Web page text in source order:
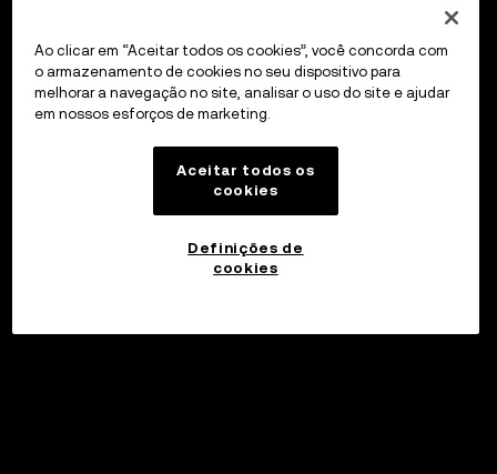
Ao clicar em “Aceitar todos os cookies”, você concorda com
o armazenamento de cookies no seu dispositivo para
melhorar a navegação no site, analisar o uso do site e ajudar
em nossos esforços de marketing.
Aceitar todos os
cookies
Definições de
cookies